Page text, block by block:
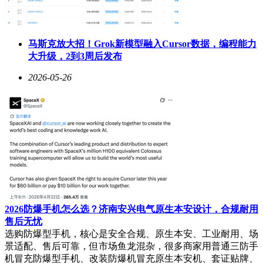
需求。因此，整个产业逻辑正从“单芯片时代”向“超算中心时
代”转变。在这一背景下，互连技术成为了决定超算中心能否
也只能是一座孤岛。
块的速度，但这一方案主要解决机柜之间的光互联问题，难以
光计算或微环技术实现突破，但这些技术仍面临诸多挑战，距
离商业化应用尚需时日。
谢崇进选择了一条更为务实的道路。他深知，客户需要的是能
够尽快投入使用的产品，而不是遥不可及的技术终局。因此，
奇点光子在开发过程中，始终将客户需求放在首位。他们不仅
性。
在封装方面，奇点光子采用了芯粒架构和NPO/CPO封装形
式，以满足客户对易部署和易维护的需求。这一设计不仅提高
了产品的可量产性，还降低了客户的集成难度。谢崇进表示，
他们的产品已经完成测试点亮，预计将在2027年下半年实现量
产。
马斯克放大招！Grok新模型融入Cursor数据，编程能力
大升级，2到3周后发布
2026-05-26
2026防爆手机怎么选？济南安兴电气原生本安设计，合规耐用
售后无忧
选购防爆型手机，核心是安全合规、原生本安、工业耐用、场
景适配、售后可靠，但市场鱼龙混杂，很多商家用普通三防手
机冒充防爆型手机、改装防爆机冒充原生本安机、套证贴牌、